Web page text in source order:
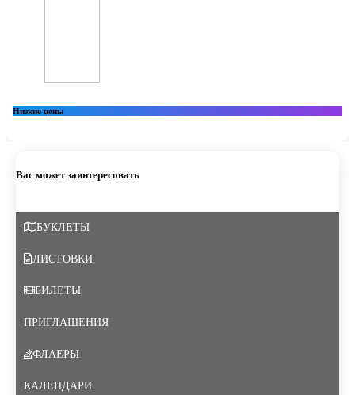
Низкие цены
Вас может заинтересовать
БУКЛЕТЫ
ЛИСТОВКИ
БИЛЕТЫ
ПРИГЛАШЕНИЯ
ФЛАЕРЫ
КАЛЕНДАРИ